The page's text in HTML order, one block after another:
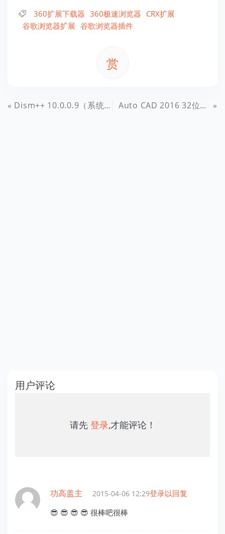
360扩展下载器 360极速浏览器 CRX扩展
谷歌浏览器扩展 谷歌浏览器插件
赏
Dism++ 10.0.0.9（系统精简工具）单文件绿色版 免费下载 Auto CAD 2016 32位&64位中文精简特别版注册机序列号免费下载
用户评论
请先 登录,才能评论！
功高盖主 2015-04-06 12:29登录以回复
😎 😎 😎 😎 很棒吧很棒